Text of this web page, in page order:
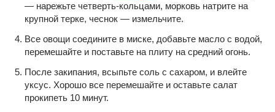
— нарежьте четверть-кольцами, морковь натрите на
крупной терке, чеснок — измельчите.
Все овощи соедините в миске, добавьте масло с водой,
перемешайте и поставьте на плиту на средний огонь.
После закипания, всыпьте соль с сахаром, и влейте
уксус. Хорошо все перемешайте и оставьте салат
прокипеть 10 минут.